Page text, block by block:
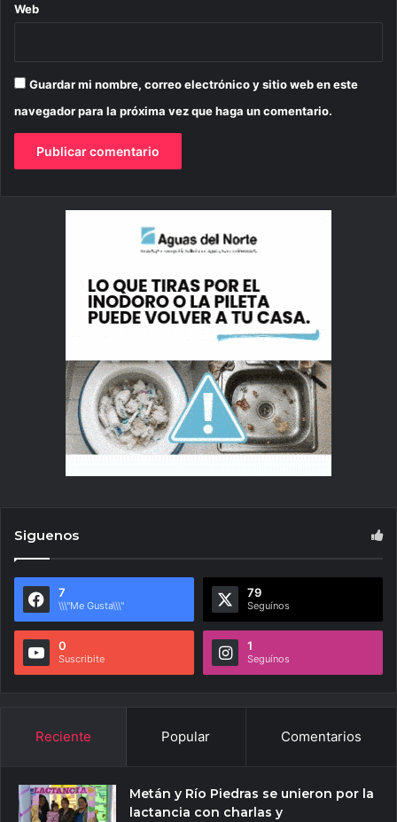
Web
Guardar mi nombre, correo electrónico y sitio web en este
navegador para la próxima vez que haga un comentario.
Siguenos
7
\\\"Me Gusta\\\"
79
Seguínos
0
Suscribite
1
Seguínos
Reciente Popular Comentarios
Metán y Río Piedras se unieron por la
lactancia con charlas y